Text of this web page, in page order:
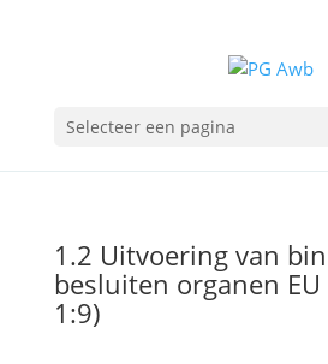
Selecteer een pagina
1.2 Uitvoering van
besluiten organen
1:9)